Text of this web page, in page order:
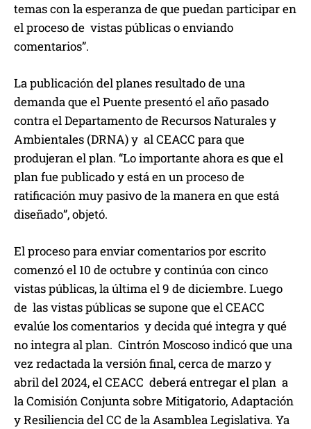
temas con la esperanza de que puedan participar en
el proceso de vistas públicas o enviando
comentarios”.
La publicación del planes resultado de una
demanda que el Puente presentó el año pasado
contra el Departamento de Recursos Naturales y
Ambientales (DRNA) y al CEACC para que
produjeran el plan. “Lo importante ahora es que el
plan fue publicado y está en un proceso de
ratificación muy pasivo de la manera en que está
diseñado”, objetó.
El proceso para enviar comentarios por escrito
comenzó el 10 de octubre y continúa con cinco
vistas públicas, la última el 9 de diciembre. Luego
de las vistas públicas se supone que el CEACC
evalúe los comentarios y decida qué integra y qué
no integra al plan. Cintrón Moscoso indicó que una
vez redactada la versión final, cerca de marzo y
abril del 2024, el CEACC deberá entregar el plan a
la Comisión Conjunta sobre Mitigatorio, Adaptación
y Resiliencia del CC de la Asamblea Legislativa. Ya